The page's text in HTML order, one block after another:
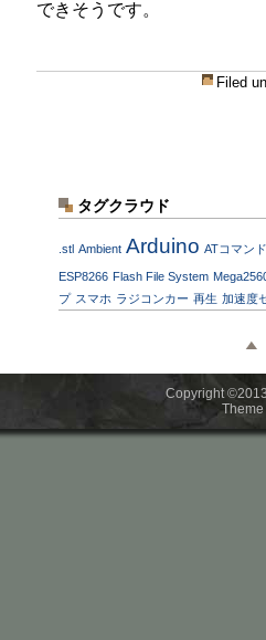
できそうです。
Filed
タグクラウド
.stl Ambient Arduino ATコマンド
ESP8266 Flash File System
プ スマホ ラジコンカー 再生 加速度
Copyright